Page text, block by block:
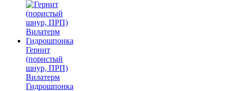
Гернит
(пористый
шнур, ПРП)
Вилатерм
Гидрошпонка